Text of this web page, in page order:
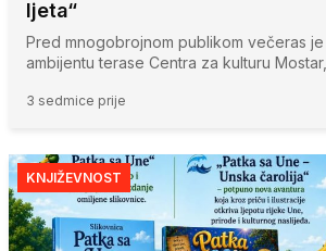
ljeta“
Pred mnogobrojnom publikom večeras
ambijentu terase Centra za kulturu
3 sedmice prije
KNJIŽEVNOST